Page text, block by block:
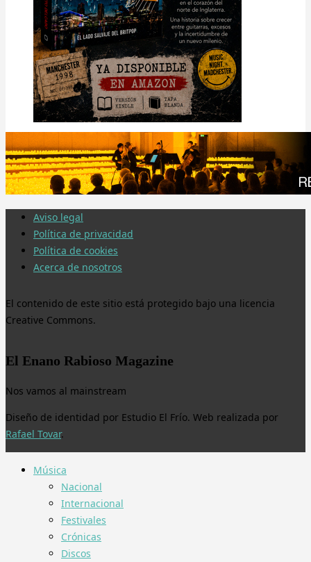
Aviso legal
Política de privacidad
Política de cookies
Acerca de nosotros
El contenido de este sitio está protegido bajo una licencia
Creative Commons.
El Enano Rabioso Magazine
Nos vamos al mainstream
Diseño de identidad por Estudio El Frío. Web realizada por
Rafael Tovar.
Música
Nacional
Internacional
Festivales
Crónicas
Discos